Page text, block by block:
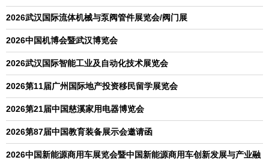
2026武汉国际流体机械与泵阀管件展览会/阀门展
2026中国机博会暨武汉博览会
2026武汉国际智能工业及自动化技术展览会
2026第11届广州国际地产投资移民留学展览会
2026第21届中国慈溪家用电器博览会
2026第87届中国教育装备展示会邀请函
2026中国新能源商用车展览会暨中国新能源商用车创新发展与产业融